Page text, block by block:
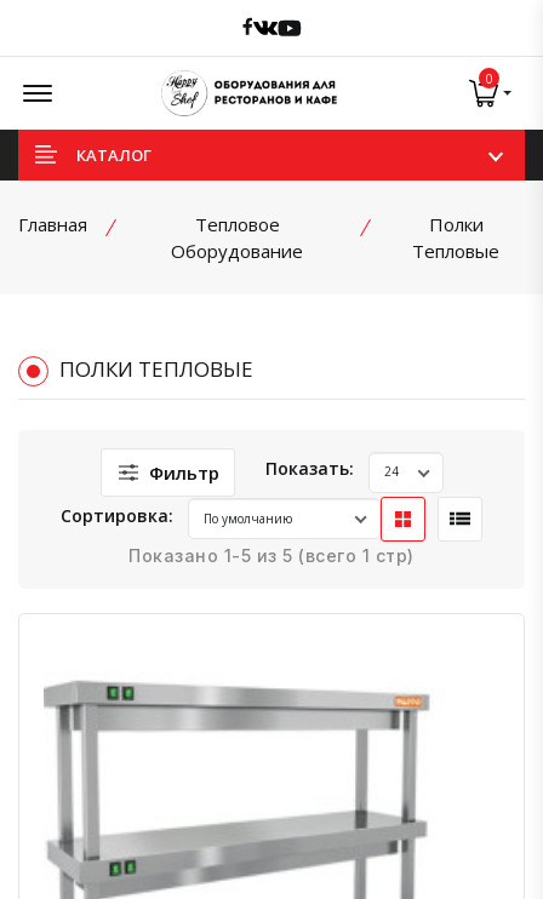
Facebook
Vk Youtube
Offcanvas Menu Open 0
КАТАЛОГ
Главная
Тепловое
Оборудование
Полки
Тепловые
ПОЛКИ ТЕПЛОВЫЕ
Фильтр Показать:
Сортировка:
Показано 1-5 из 5 (всего 1 стр)